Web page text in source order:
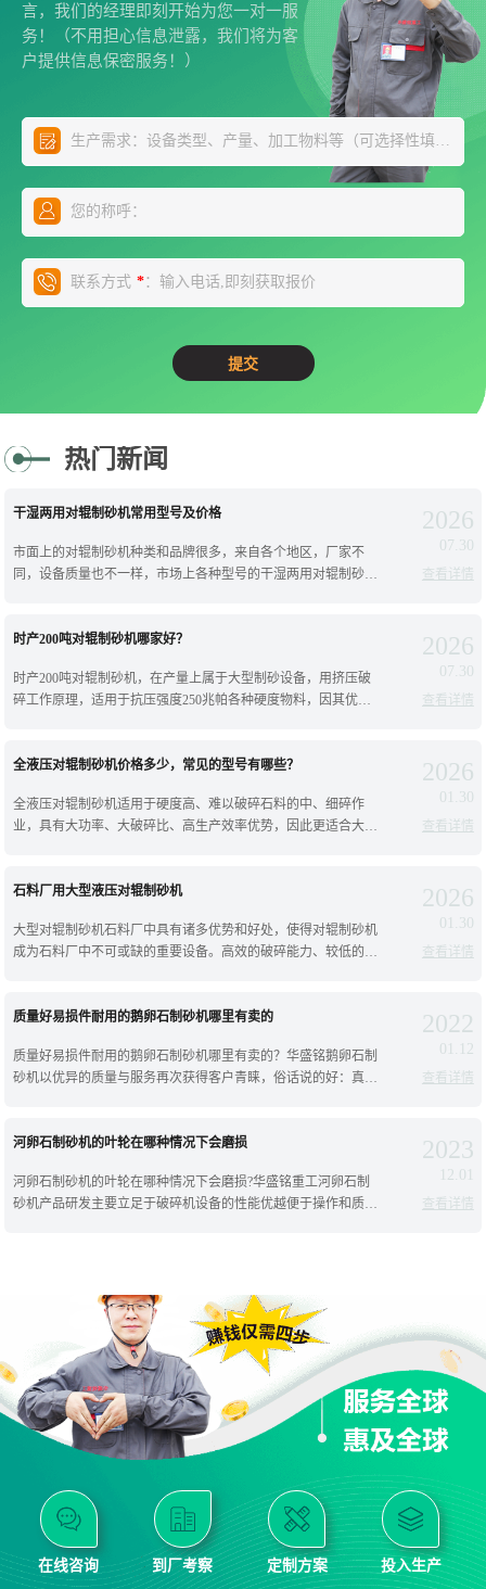
言，我们的经理即刻开始为您一对一服
务！（不用担心信息泄露，我们将为客
户提供信息保密服务！）
您的称呼：
联系方式 *：输入电话,即刻获取报价
热门新闻
干湿两用对辊制砂机常用型号及价格
市面上的对辊制砂机种类和品牌很多，来自各个地区，厂家不
同，设备质量也不一样，市场上各种型号的干湿两用对辊制砂机
2026
07.30
查看详情
时产200吨对辊制砂机哪家好？
时产200吨对辊制砂机，在产量上属于大型制砂设备，用挤压破
碎工作原理，适用于抗压强度250兆帕各种硬度物料，因其优化
2026
07.30
查看详情
全液压对辊制砂机价格多少，常见的型号有哪些？
全液压对辊制砂机适用于硬度高、难以破碎石料的中、细碎作
业，具有大功率、大破碎比、高生产效率优势，因此更适合大型
2026
01.30
查看详情
石料厂用大型液压对辊制砂机
大型对辊制砂机石料厂中具有诸多优势和好处，使得对辊制砂机
成为石料厂中不可或缺的重要设备。高效的破碎能力、较低的能
2026
01.30
查看详情
质量好易损件耐用的鹅卵石制砂机哪里有卖的
质量好易损件耐用的鹅卵石制砂机哪里有卖的？华盛铭鹅卵石制
砂机以优异的质量与服务再次获得客户青睐，俗话说的好：真金
2022
01.12
查看详情
河卵石制砂机的叶轮在哪种情况下会磨损
河卵石制砂机的叶轮在哪种情况下会磨损?华盛铭重工河卵石制
砂机产品研发主要立足于破碎机设备的性能优越便于操作和质量
2023
12.01
查看详情
在线咨询 到厂考察 定制方案 投入生产